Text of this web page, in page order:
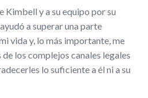
Kimbell y a su equipo por su
a superar una parte
vida y, lo más importante, me
los complejos canales legales
lo suficiente a él ni a su